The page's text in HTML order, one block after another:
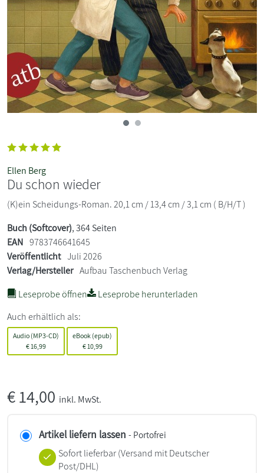
Ellen Berg
Du schon wieder
(K)ein Scheidungs-Roman. 20,1 cm / 13,4 cm / 3,1 cm ( B/H/T )
Buch (Softcover), 364 Seiten
EAN 9783746641645
Veröffentlicht Juli 2026
Verlag/Hersteller Aufbau Taschenbuch Verlag
Leseprobe öffnen
Leseprobe herunterladen
Auch erhältlich als:
Audio (MP3-CD)
€ 16,99
eBook (epub)
€10,99
€14,00 inkl. MwSt.
Artikel liefern lassen - Portofrei
Sofort lieferbar(Versand mit Deutscher
Post/DHL)